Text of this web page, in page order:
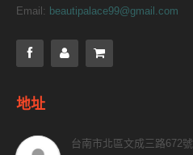
Email: beautipalace99@gmail.com
地址
台南市北區文成三路672號